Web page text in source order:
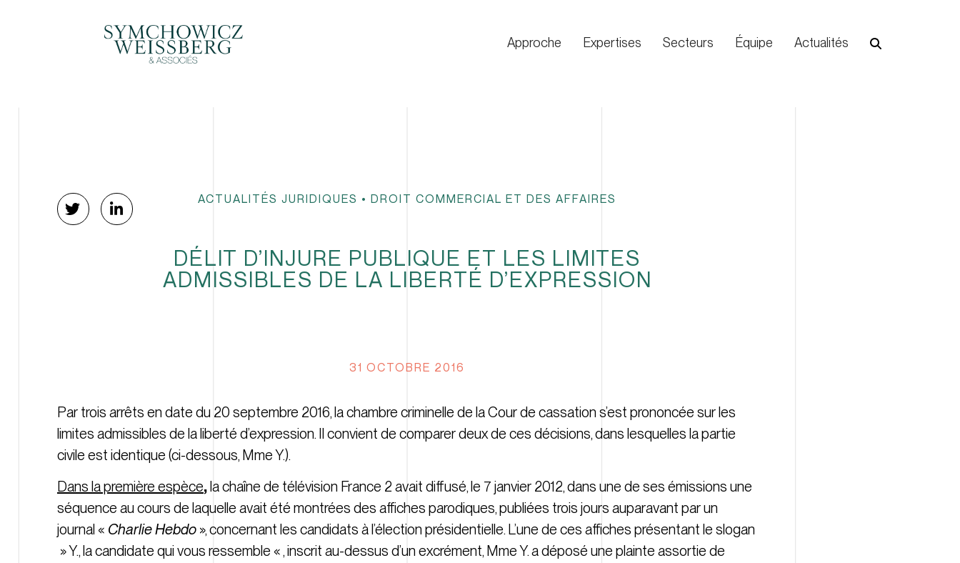
Approche Expertises Secteurs Équipe Actualités
ACTUALITÉS JURIDIQUES • DROIT COMMERCIAL ET DES AFFAIRES
DÉLIT D’INJURE PUBLIQUE ET LES LIMITES
ADMISSIBLES DE LA LIBERTÉ D’EXPRESSION
31 OCTOBRE 2016
Par trois arrêts en date du 20 septembre 2016, la chambre criminelle de la Cour de cassation s’est prononcée sur les
limites admissibles de la liberté d’expression. Il convient de comparer deux de ces décisions, dans lesquelles la partie
civile est identique (ci-dessous, Mme Y.).
Dans la première espèce,la chaîne de télévision France 2 avait diffusé, le 7 janvier 2012, dans une de ses émissions une
séquence au cours de laquelle avait été montrées des affiches parodiques, publiées trois jours auparavant par un
journal « Charlie Hebdo », concernant les candidats à l’élection présidentielle. L’une de ces affiches présentant le slogan
» Y., la candidate qui vous ressemble « , inscrit au-dessus d’un excrément, Mme Y. a déposé une plainte assortie de